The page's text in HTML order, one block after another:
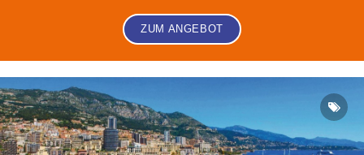
ZUM ANGEBOT